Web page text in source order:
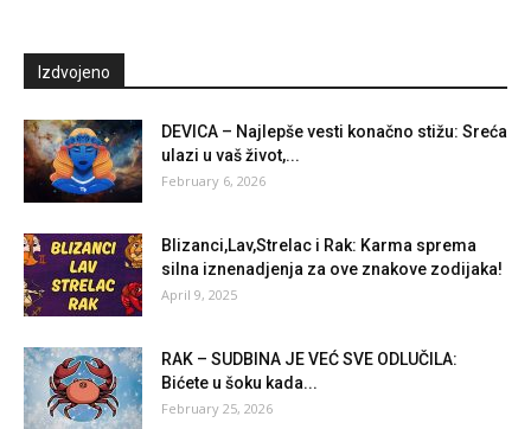
Izdvojeno
DEVICA – Najlepše vesti konačno stižu: Sreća
ulazi u vaš život,...
February 6, 2026
Blizanci,Lav,Strelac i Rak: Karma sprema
silna iznenadjenja za ove znakove zodijaka!
April 9, 2025
RAK – SUDBINA JE VEĆ SVE ODLUČILA:
Bićete u šoku kada...
February 25, 2026